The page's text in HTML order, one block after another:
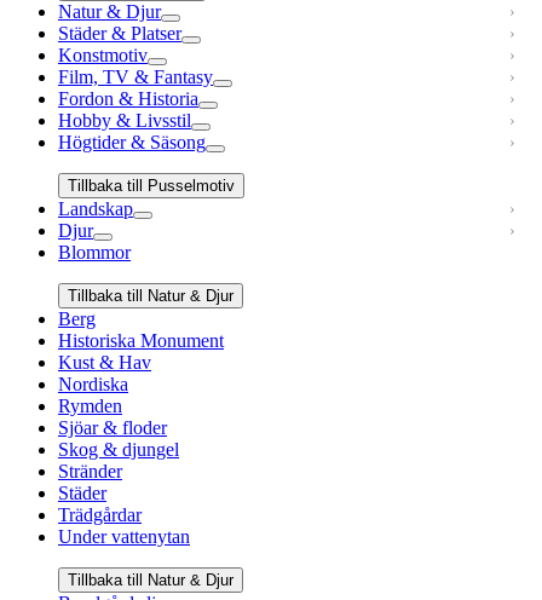
Natur & Djur
Städer & Platser
Konstmotiv
Film, TV & Fantasy
Fordon & Historia
Hobby & Livsstil
Högtider & Säsong
Tillbaka till Pusselmotiv
Landskap
Djur
Blommor
Tillbaka till Natur & Djur
Berg
Historiska Monument
Kust & Hav
Nordiska
Rymden
Sjöar & floder
Skog & djungel
Stränder
Städer
Trädgårdar
Under vattenytan
Tillbaka till Natur & Djur